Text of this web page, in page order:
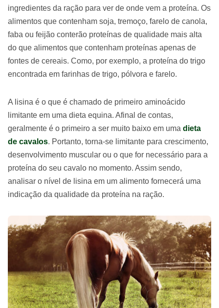
ingredientes da ração para ver de onde vem a proteína. Os
alimentos que contenham soja, tremoço, farelo de canola,
faba ou feijão conterão proteínas de qualidade mais alta
do que alimentos que contenham proteínas apenas de
fontes de cereais. Como, por exemplo, a proteína do trigo
encontrada em farinhas de trigo, pólvora e farelo.
A lisina é o que é chamado de primeiro aminoácido
limitante em uma dieta equina. Afinal de contas,
geralmente é o primeiro a ser muito baixo em uma dieta
de cavalos. Portanto, torna-se limitante para crescimento,
desenvolvimento muscular ou o que for necessário para a
proteína do seu cavalo no momento. Assim sendo,
analisar o nível de lisina em um alimento fornecerá uma
indicação da qualidade da proteína na ração.